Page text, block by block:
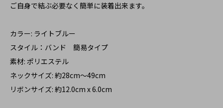
ご自身で結ぶ必要なく簡単に装着出来ます。
カラー: ライトブルー
スタイル：バンド 簡易タイプ
素材: ポリエステル
ネックサイズ: 約28cm～49cm
リボンサイズ: 約12.0cm x 6.0cm